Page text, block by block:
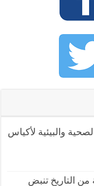
والبيئية لأكياس
التاريخ تنبض